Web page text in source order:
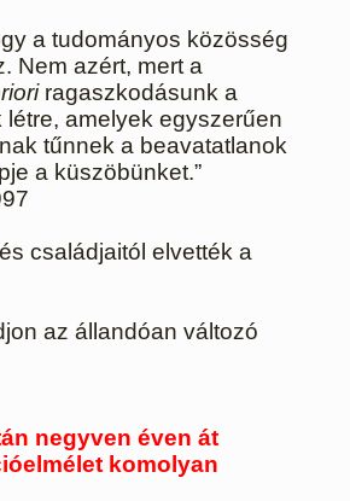
a tudományos közösség
Nem azért, mert a
ragaszkodásunk a
amelyek egyszerűen
tűnnek a beavatatlanok
a küszöbünket.”
családjaitól elvették a
az állandóan változó
negyven éven át
komolyan